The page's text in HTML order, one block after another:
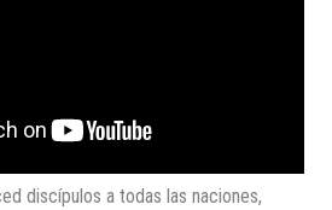
discípulos a todas las naciones,